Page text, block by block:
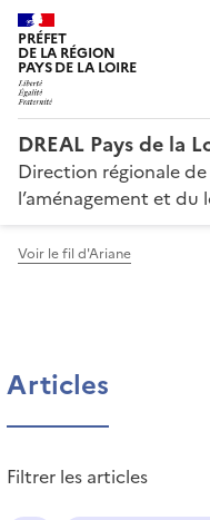
PRÉFET
DE LA RÉGION
PAYS DE LA LOIRE
DREAL Pays de la
Direction régionale
l’aménagement et du
Voir le fil d'Ariane
Articles
Filtrer les articles